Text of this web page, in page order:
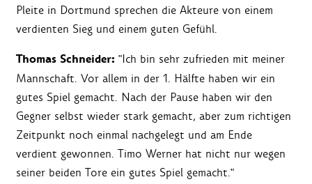
Pleite in Dortmund sprechen die Akteure von einem
verdienten Sieg und einem guten Gefühl.
Thomas Schneider: "Ich bin sehr zufrieden mit meiner
Mannschaft. Vor allem in der 1. Hälfte haben wir ein
gutes Spiel gemacht. Nach der Pause haben wir den
Gegner selbst wieder stark gemacht, aber zum richtigen
Zeitpunkt noch einmal nachgelegt und am Ende
verdient gewonnen. Timo Werner hat nicht nur wegen
seiner beiden Tore ein gutes Spiel gemacht."